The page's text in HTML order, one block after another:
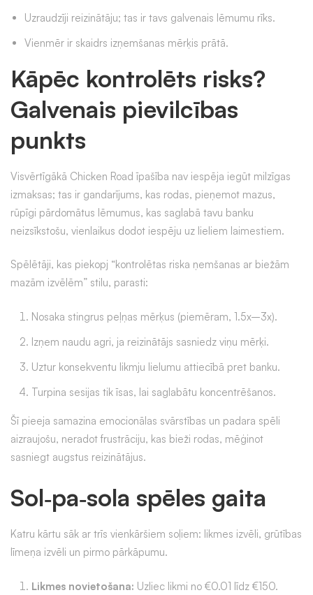
Uzraudzīji reizinātāju; tas ir tavs galvenais lēmumu rīks.
Vienmēr ir skaidrs izņemšanas mērķis prātā.
Kāpēc kontrolēts risks?
Galvenais pievilcības
punkts
Visvērtīgākā Chicken Road īpašība nav iespēja iegūt milzīgas
izmaksas; tas ir gandarījums, kas rodas, pieņemot mazus,
rūpīgi pārdomātus lēmumus, kas saglabā tavu banku
neizsīkstošu, vienlaikus dodot iespēju uz lieliem laimestiem.
Spēlētāji, kas piekopj “kontrolētas riska ņemšanas ar biežām
mazām izvēlēm” stilu, parasti:
Nosaka stingrus peļņas mērķus (piemēram, 1.5x–3x).
Izņem naudu agri, ja reizinātājs sasniedz viņu mērķi.
Uztur konsekventu likmju lielumu attiecībā pret banku.
Turpina sesijas tik īsas, lai saglabātu koncentrēšanos.
Šī pieeja samazina emocionālas svārstības un padara spēli
aizraujošu, neradot frustrāciju, kas bieži rodas, mēģinot
sasniegt augstus reizinātājus.
Sol‑pa‑sola spēles gaita
Katru kārtu sāk ar trīs vienkāršiem soļiem: likmes izvēli, grūtības
līmeņa izvēli un pirmo pārkāpumu.
Likmes novietošana: Uzliec likmi no €0.01 līdz €150.